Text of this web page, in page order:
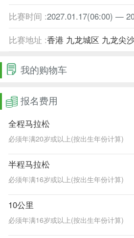
比赛时间 :2027.01.17(06:00) —
比赛地址 :香港 九龙城区 九龙尖
我的购物车
报名费用
全程马拉松
必须年满20岁或以上(按出生年份计算)
半程马拉松
必须年满16岁或以上(按出生年份计算)
10公里
必须年满16岁或以上(按出生年份计算)